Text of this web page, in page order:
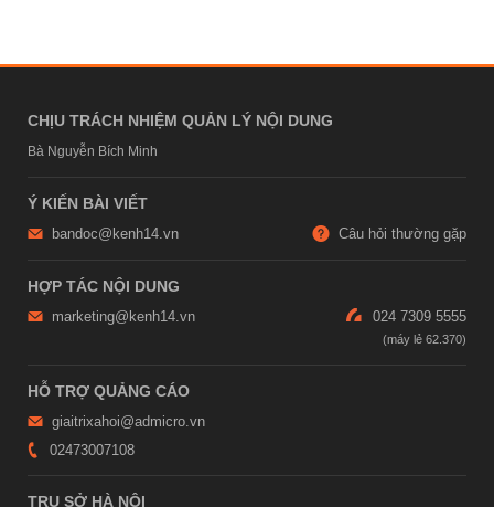
CHỊU TRÁCH NHIỆM QUẢN LÝ NỘI DUNG
Bà Nguyễn Bích Minh
Ý KIẾN BÀI VIẾT
bandoc@kenh14.vn Câu hỏi thường gặp
HỢP TÁC NỘI DUNG
marketing@kenh14.vn 024 7309 5555
HỖ TRỢ QUẢNG CÁO
giaitrixahoi@admicro.vn
02473007108
TRỤ SỞ HÀ NỘI